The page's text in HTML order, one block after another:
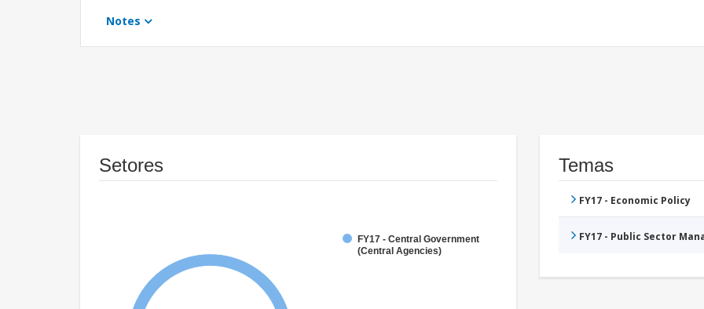
Notes
Setores
FY17 - Central Government
(Central Agencies)
Temas
FY17 - Economic Policy
FY17 - Public Sector